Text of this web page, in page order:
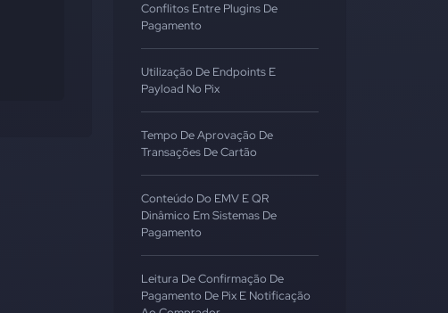
Conflitos Entre Plugins De
Pagamento
Utilização De Endpoints E
Payload No Pix
Tempo De Aprovação De
Transações De Cartão
Conteúdo Do EMV E QR
Dinâmico Em Sistemas De
Pagamento
Leitura De Confirmação De
Pagamento De Pix E Notificação